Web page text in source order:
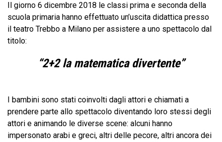
Il giorno 6 dicembre 2018 le classi prima e seconda della
scuola primaria hanno effettuato un’uscita didattica presso
il teatro Trebbo a Milano per assistere a uno spettacolo dal
titolo:
“2+2 la matematica divertente”
I bambini sono stati coinvolti dagli attori e chiamati a
prendere parte allo spettacolo diventando loro stessi degli
attori e animando le diverse scene: alcuni hanno
impersonato arabi e greci, altri delle pecore, altri ancora dei